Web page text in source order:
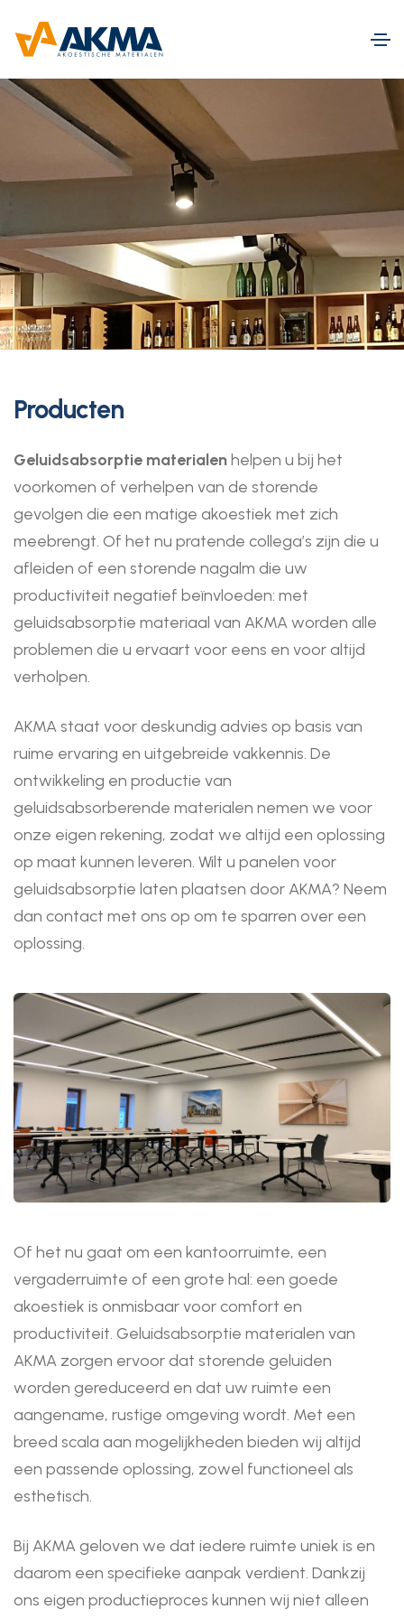
Producten
Geluidsabsorptie materialenhelpen u bij het
voorkomen of verhelpen van de storende
gevolgen die een matige akoestiek met zich
meebrengt. Of het nu pratende collega’s zijn die u
afleiden of een storende nagalm die uw
productiviteit negatief beïnvloeden: met
geluidsabsorptie materiaal van AKMA worden alle
problemen die u ervaart voor eens en voor altijd
verholpen.
AKMA staat voor deskundig advies op basis van
ruime ervaring en uitgebreide vakkennis. De
ontwikkeling en productie van
geluidsabsorberende materialen nemen we voor
onze eigen rekening, zodat we altijd een oplossing
op maat kunnen leveren. Wilt u panelen voor
geluidsabsorptie laten plaatsen door AKMA? Neem
dan contact met ons op om te sparren over een
oplossing.
Afbeeldingen
Of het nu gaat om een kantoorruimte, een
vergaderruimte of een grote hal: een goede
akoestiek is onmisbaar voor comfort en
productiviteit. Geluidsabsorptie materialen van
AKMA zorgen ervoor dat storende geluiden
worden gereduceerd en dat uw ruimte een
aangename, rustige omgeving wordt. Met een
breed scala aan mogelijkheden bieden wij altijd
een passende oplossing, zowel functioneel als
esthetisch.
Bij AKMA geloven we dat iedere ruimte uniek is en
daarom een specifieke aanpak verdient. Dankzij
ons eigen productieproces kunnen wij niet alleen